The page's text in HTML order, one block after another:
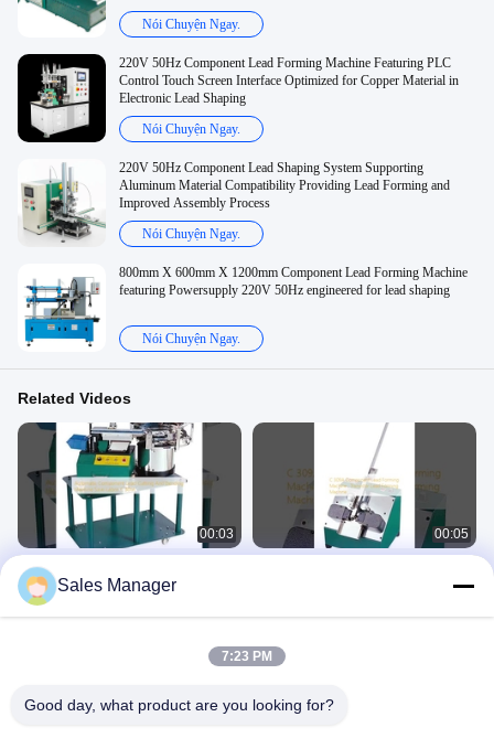
Nói Chuyện Ngay.
220V 50Hz Component Lead Forming Machine Featuring PLC
Control Touch Screen Interface Optimized for Copper Material in
Electronic Lead Shaping
Nói Chuyện Ngay.
220V 50Hz Component Lead Shaping System Supporting
Aluminum Material Compatibility Providing Lead Forming and
Improved Assembly Process
Nói Chuyện Ngay.
800mm X 600mm X 1200mm Component Lead Forming Machine
featuring Powersupply 220V 50Hz engineered for lead shaping
Nói Chuyện Ngay.
Related Videos
00:03
Máy cắt và uốn cong chì thành phần
tự động tiết kiệm lao động C 301A
Máy Tạo Chì Thành Phần
00:05
Sales Manager
7:23 PM
Good day, what product are you looking for?